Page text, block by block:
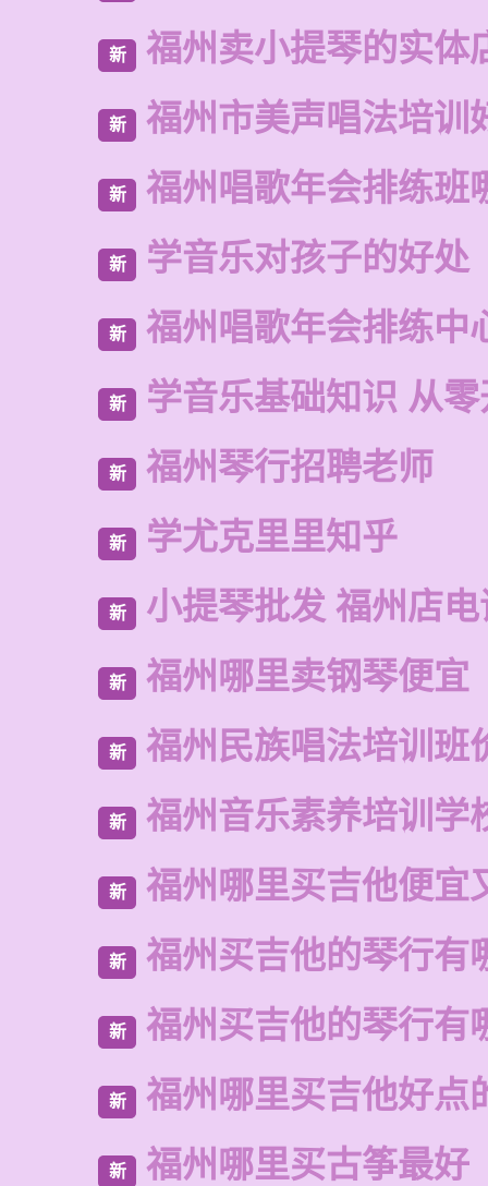
新 福州卖小提琴的实体
新 福州市美声唱法培训
新 福州唱歌年会排练班
新 学音乐对孩子的好处
新 福州唱歌年会排练中
新 学音乐基础知识 从
新 福州琴行招聘老师
新 学尤克里里知乎
新 小提琴批发 福州店
新 福州哪里卖钢琴便宜
新 福州民族唱法培训班
新 福州音乐素养培训学
新 福州哪里买吉他便宜
新 福州买吉他的琴行有
新 福州买吉他的琴行有
新 福州哪里买吉他好点
新 福州哪里买古筝最好